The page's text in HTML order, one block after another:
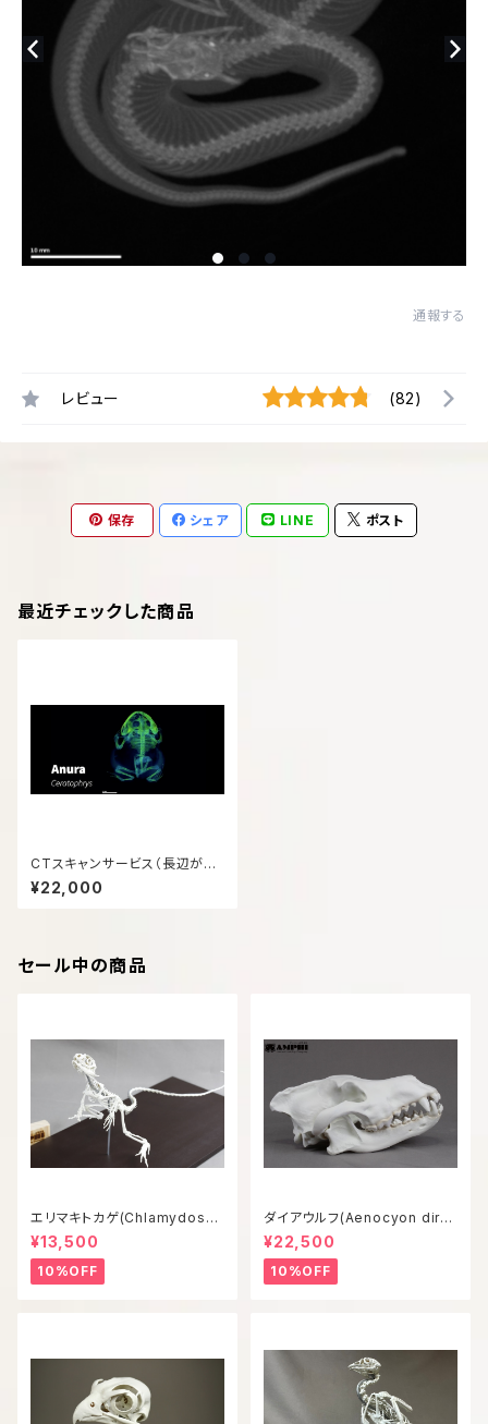
通報する
レビュー (82)
保存 シェア LINE ポスト
最近チェックした商品
CTスキャンサービス（長辺が20
㎝以下）断層画像の納品
¥22,000
セール中の商品
エリマキトカゲ(Chlamydosau
rus kingii) 等倍全身骨格模型
¥13,500
10%OFF
ダイアウルフ(Aenocyon diru
s) 復元等倍頭骨模型
¥22,500
10%OFF